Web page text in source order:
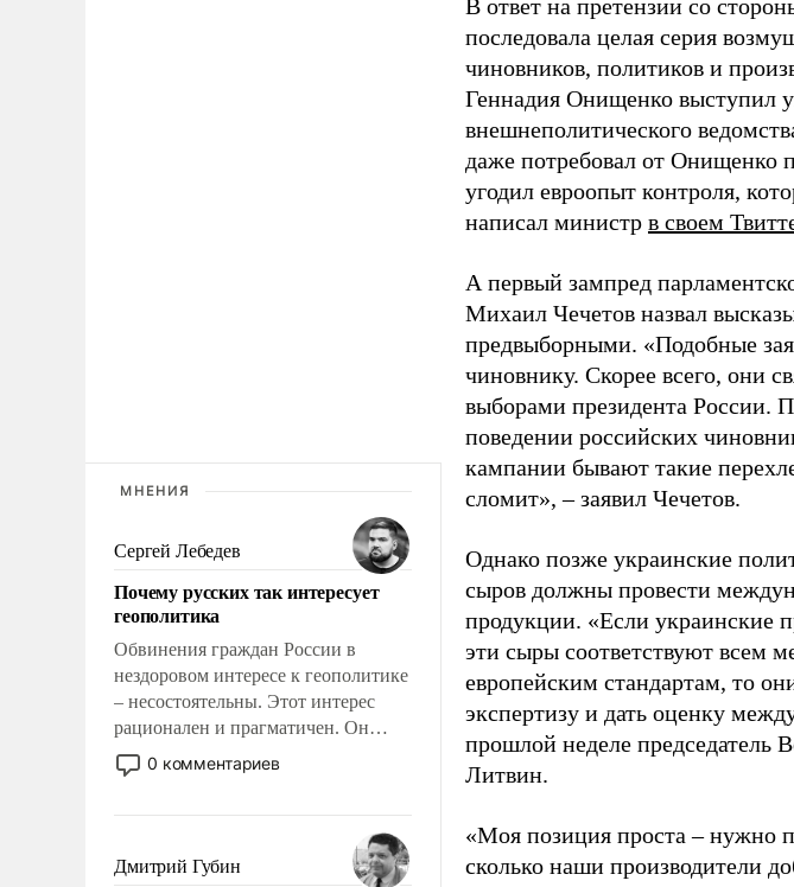
МНЕНИЯ
Сергей Лебедев
Почему русских так интересует
геополитика
Обвинения граждан России в
нездоровом интересе к геополитике
– несостоятельны. Этот интерес
рационален и прагматичен. Он
обусловлен тысячелетним опытом
выживания в крайне непростых
знанием, что мировая политика
имеет свойство заявляться на порог
0 комментариев
Дмитрий Губин
В ответ на претензии со
последовала целая серия
чиновников, политиков и
Геннадия Онищенко выступил
внешнеполитического
даже потребовал от Онищенко
угодил евроопыт контроля,
написал министр в своем
А первый зампред
Михаил Чечетов назвал
предвыборными. «Подобные
чиновнику. Скорее всего, они
выборами президента России.
поведении российских
кампании бывают такие
сломит», – заявил Чечетов.
Однако позже украинские
сыров должны провести
продукции. «Если украинские
эти сыры соответствуют всем
европейским стандартам, то
экспертизу и дать оценку
прошлой неделе
Литвин.
«Моя позиция проста – нужно
сколько наши производители